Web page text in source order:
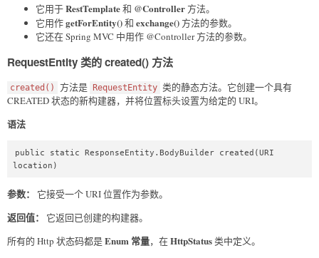
它用于RestTemplate和 @Controller 方法。
它用作getForEntity()和 exchange() 方法的参数。
它还在 Spring MVC 中用作 @Controller 方法的参数。
RequestEntity 类的 created() 方法
created() 方法是 RequestEntity 类的静态方法。它创建一个具有
CREATED 状态的新构建器，并将位置标头设置为给定的 URI。
语法
public static ResponseEntity.BodyBuilder created(URI
location)
参数： 它接受一个 URI 位置作为参数。
返回值：
它返回已创建的构建器。
所有的 Http 状态码都是Enum 常量，在HttpStatus类中定义。